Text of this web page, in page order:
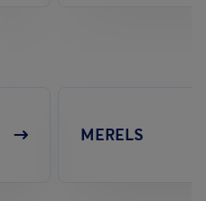
MERELS